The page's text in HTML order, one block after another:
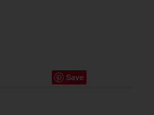
Save